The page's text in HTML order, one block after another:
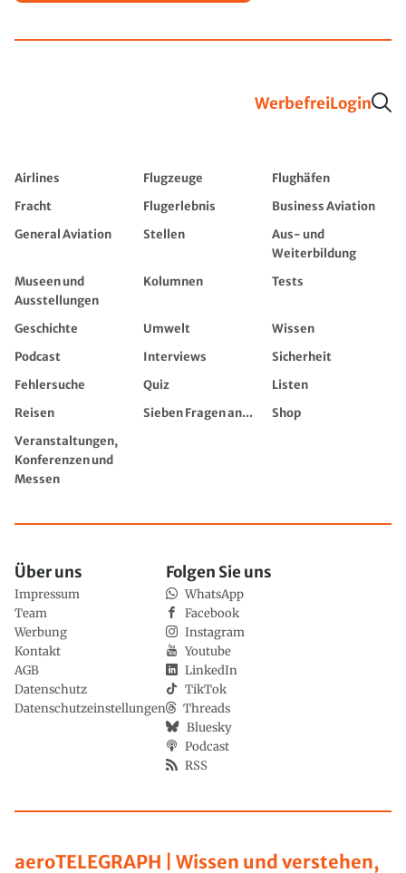
WerbefreiLogin
Airlines Flugzeuge
Flughäfen
Fracht
Flugerlebnis
Business Aviation
General Aviation
Stellen
Aus- und
Weiterbildung
Museen und
Ausstellungen
Kolumnen Tests
Geschichte Umwelt
Wissen
Podcast
Interviews
Sicherheit
Fehlersuche
Quiz
Listen
Reisen
Sieben Fragen an...
Shop
Veranstaltungen,
Konferenzen und
Messen
aeroTELEGRAPH | Wissen und verstehen,
Über uns
Impressum
Team
Werbung
Kontakt
AGB
Datenschutz
Datenschutzeinstellungen
Folgen Sie uns
WhatsApp
Facebook
Instagram
Youtube
LinkedIn
TikTok
Threads
Bluesky
Podcast
RSS